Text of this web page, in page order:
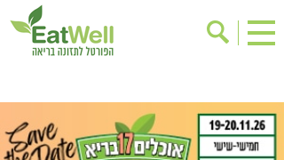
בישול בריא
אינדקס עסקים